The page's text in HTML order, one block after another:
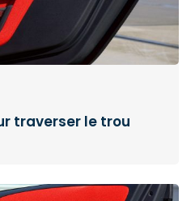
traverser le trou